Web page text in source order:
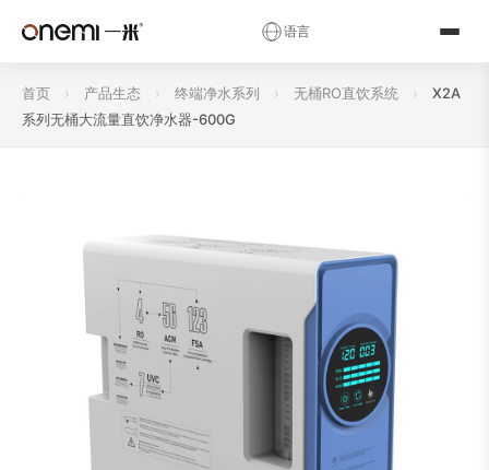
العربية Español Deutsch
Svenska
Norsk فارسی
עברית हिन्दी
日本語
Tiếng Việt
语言
首页 › 产品生态 › 终端净水系列 › 无桶RO直饮系统 ›
X2A
系列无桶大流量直饮净水器-600G